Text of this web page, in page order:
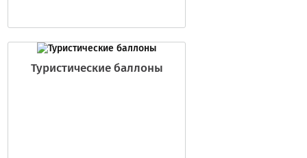
Туристические баллоны